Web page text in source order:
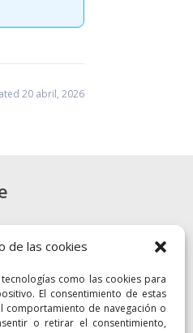
de las cookies
como las cookies para
El consentimiento de estas
de navegación o
o retirar el consentimiento,
20 abril, 2026